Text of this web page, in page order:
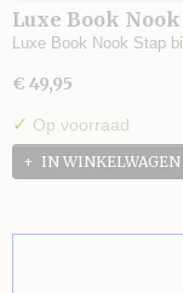
Luxe Book Nook
Luxe Book Nook Stap
€ 49,95
✓ Op voorraad
IN WINKELWAGEN